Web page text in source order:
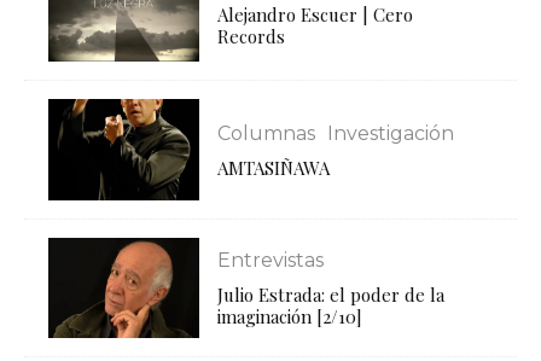
Alejandro Escuer | Cero
Records
Columnas Investigación
AMTASIÑAWA
Entrevistas
Julio Estrada: el poder de la
imaginación [2/10]